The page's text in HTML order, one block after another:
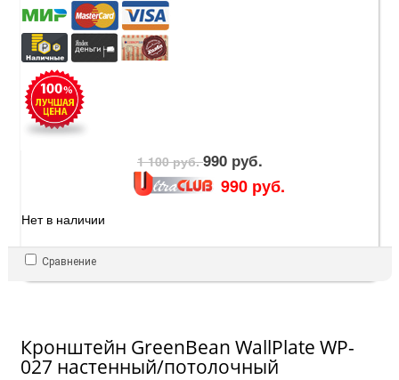
1 100 руб.990 руб.
990 руб.
Нет в наличии
Сравнение
Кронштейн GreenBean WallPlate WP-
027 настенный/потолочный